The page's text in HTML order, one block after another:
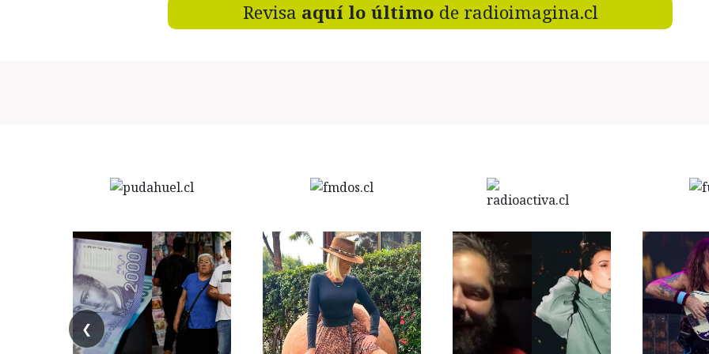
Revisa aquí lo último de radioimagina.cl
❮